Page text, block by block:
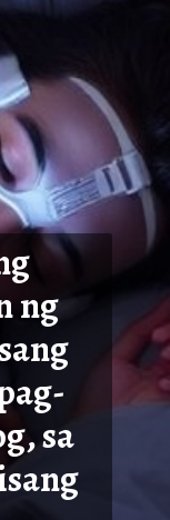
ng
sa